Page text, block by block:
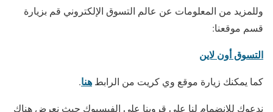
وللمزيد من المعلومات عن عالم التسوق الإلكتروني قم بزيارة
قسم موقعنا:
التسوق أون لاين
كما يمكنك زيارة موقع وي كريت من الرابط هنا.
ندعوك للانضمام لنا على قروبنا على الفيسبوك حيث نعرض هناك